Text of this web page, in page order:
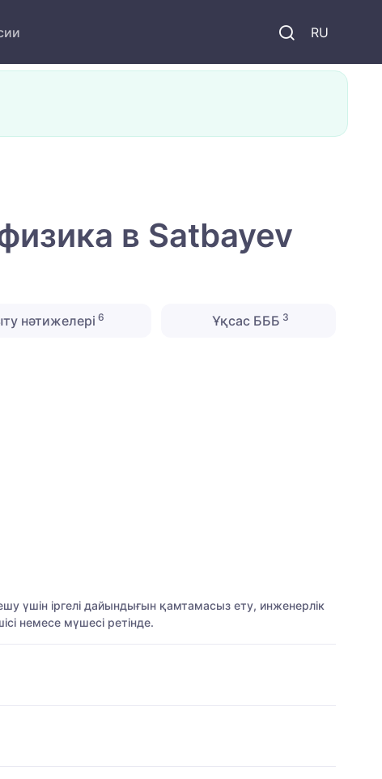
RU
в Satbayev
нәтижелері 6 Ұқсас БББ 3
үшін іргелі дайындығын қамтамасыз ету, инженерлік
немесе мүшесі ретінде.